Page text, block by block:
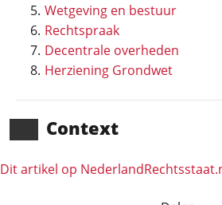
Wetgeving en bestuur
Rechtspraak
Decentrale overheden
Herziening Grondwet
Context
Dit artikel op